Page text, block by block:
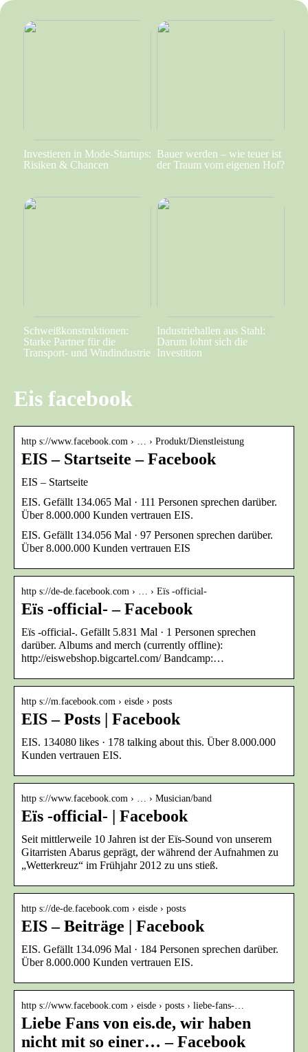
Investieren in Mode-Startups:
Risiken & Chancen
Bauer werden – wie teuer ist
der Traum vom eigenen Hof?
Schweißkonstruktionen:
Starke Partner für die
Transport- und Windindustrie
Industriehallen aus Stahl:
Darum lohnt sich die
Investition
Eis facebook
http s://www.facebook.com › … › Produkt/Dienstleistung
EIS – Startseite – Facebook
EIS – Startseite
EIS. Gefällt 134.065 Mal · 111 Personen sprechen darüber.
Über 8.000.000 Kunden vertrauen EIS.
EIS. Gefällt 134.056 Mal · 97 Personen sprechen darüber.
Über 8.000.000 Kunden vertrauen EIS
http s://de-de.facebook.com › … › Eïs -official-
Eïs -official- – Facebook
Eïs -official-. Gefällt 5.831 Mal · 1 Personen sprechen
darüber. Albums and merch (currently offline):
http://eiswebshop.bigcartel.com/ Bandcamp:…
http s://m.facebook.com › eisde › posts
EIS – Posts | Facebook
EIS. 134080 likes · 178 talking about this. Über 8.000.000
Kunden vertrauen EIS.
http s://www.facebook.com › … › Musician/band
Eïs -official- | Facebook
Seit mittlerweile 10 Jahren ist der Eïs-Sound von unserem
Gitarristen Abarus geprägt, der während der Aufnahmen zu
„Wetterkreuz“ im Frühjahr 2012 zu uns stieß.
http s://de-de.facebook.com › eisde › posts
EIS – Beiträge | Facebook
EIS. Gefällt 134.096 Mal · 184 Personen sprechen darüber.
Über 8.000.000 Kunden vertrauen EIS.
http s://www.facebook.com › eisde › posts › liebe-fans-…
Liebe Fans von eis.de, wir haben
nicht mit so einer… – Facebook